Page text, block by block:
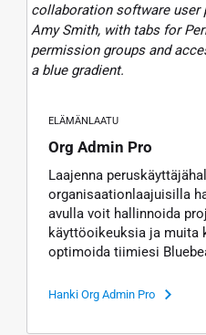
ELÄMÄNLAATU
Org Admin Pro
Laajenna
organisaationlaajuisilla
avulla voit hallinnoida
käyttöoikeuksia ja muita
optimoida tiimiesi
Hanki Org Admin Pro